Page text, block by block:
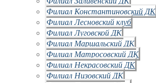
Филиал Константиновский ДК
Филиал Лесновский клуб
Филиал Луговской ДК
Филиал Маршальский ДК
Филиал Матросовский ДК
Филиал Некрасовский ДК
Филиал Низовский ДК